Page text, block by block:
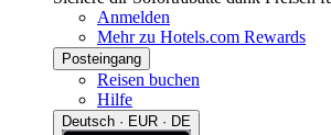
Anmelden
Mehr zu Hotels.com Rewards
Posteingang
Reisen buchen
Hilfe
Deutsch · EUR · DE